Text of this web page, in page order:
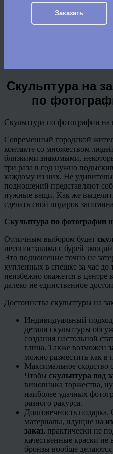
Заказать
Скульптура на
по
Скульптура по фотографии
Современный городской
контакте со множеством
близкими знакомыми,
три раза в год нужно
каждому из них. Не
подношений представляют
нужные вещи. Как же
сделать свой подарок
Скульптура по фотографии
Отличным выбором будет
несопоставима с бурей
Это подношение точно не
купленных в спешке за час до
неизбежно окажется в центре
далеко не единственное
Достоинства скульптуры на
Индивидуальный
детали скульптуры
создания настольной
глина. Также возможен
можно разместить как в
Максимальное сходство
Чтобы скульптура под
виновника торжества,
наиболее удачных
разного ракурса.
Долговечность
материалы, идущие на
заказ, практически не
качественные краски
бронзы вообще делаются